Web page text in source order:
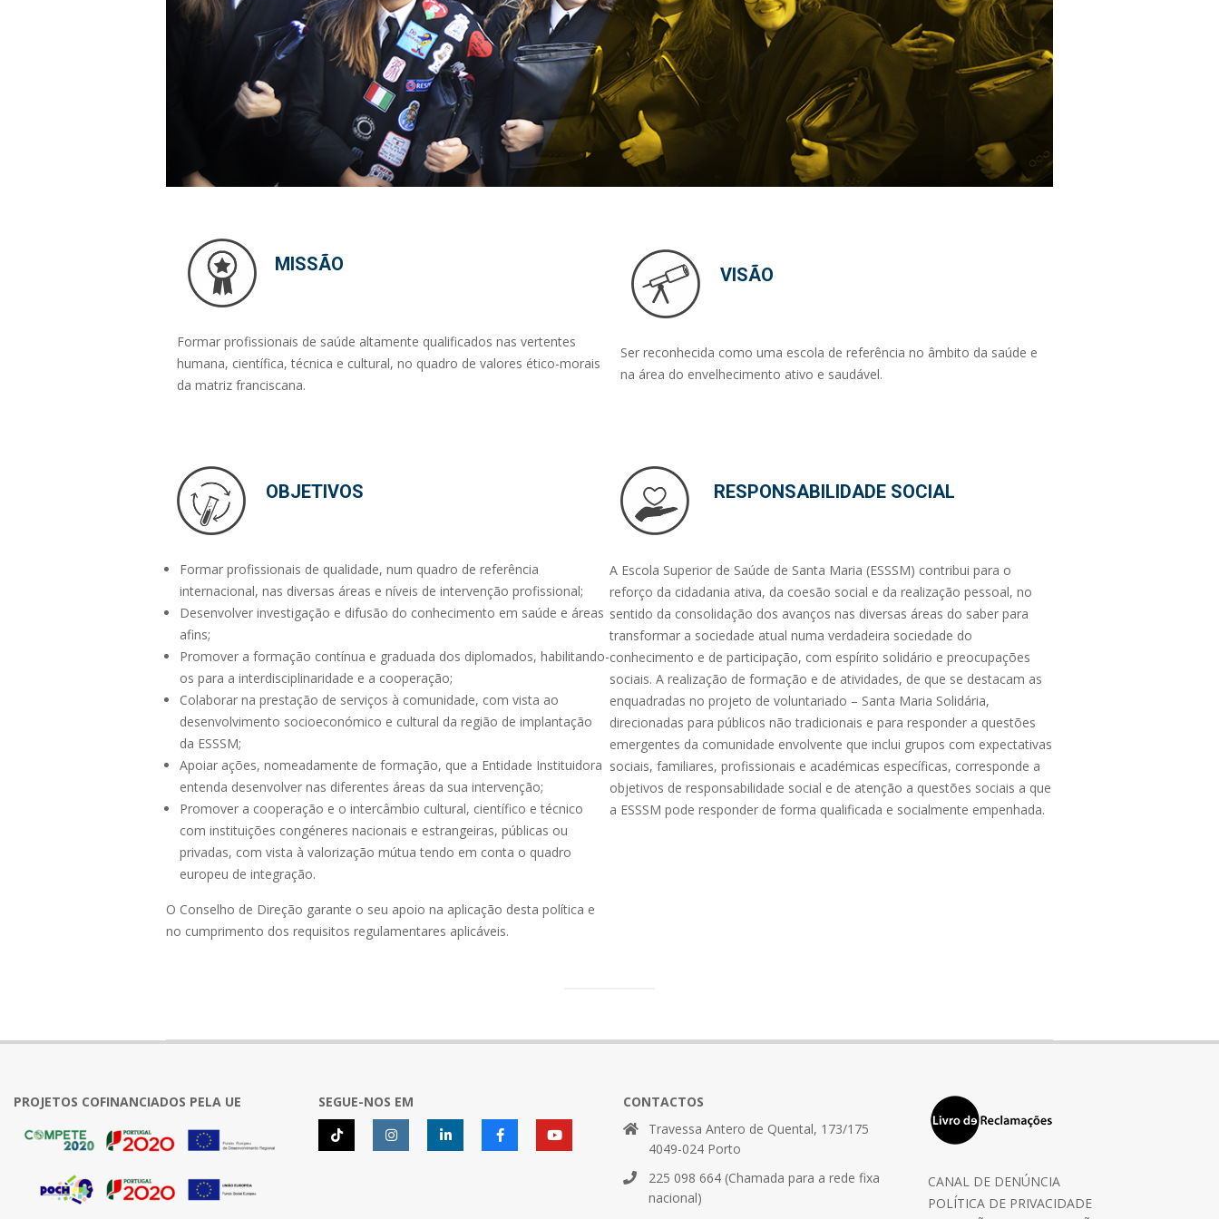
MISSÃO
Formar profissionais de saúde altamente qualificados nas vertentes
humana, científica, técnica e cultural, no quadro de valores ético-morais
da matriz franciscana.
VISÃO
Ser reconhecida como uma escola de referência no âmbito da saúde e
na área do envelhecimento ativo e saudável.
OBJETIVOS
Formar profissionais de qualidade, num quadro de referência
internacional, nas diversas áreas e níveis de intervenção profissional;
Desenvolver investigação e difusão do conhecimento em saúde e áreas
afins;
Promover a formação contínua e graduada dos diplomados, habilitando-
os para a interdisciplinaridade e a cooperação;
Colaborar na prestação de serviços à comunidade, com vista ao
desenvolvimento socioeconómico e cultural da região de implantação
da ESSSM;
Apoiar ações, nomeadamente de formação, que a Entidade Instituidora
entenda desenvolver nas diferentes áreas da sua intervenção;
Promover a cooperação e o intercâmbio cultural, científico e técnico
com instituições congéneres nacionais e estrangeiras, públicas ou
privadas, com vista à valorização mútua tendo em conta o quadro
europeu de integração.
O Conselho de Direção garante o seu apoio na aplicação desta política e
no cumprimento dos requisitos regulamentares aplicáveis.
RESPONSABILIDADE SOCIAL
A Escola Superior de Saúde de Santa Maria (ESSSM) contribui para o
reforço da cidadania ativa, da coesão social e da realização pessoal, no
sentido da consolidação dos avanços nas diversas áreas do saber para
transformar a sociedade atual numa verdadeira sociedade do
conhecimento e de participação, com espírito solidário e preocupações
sociais. A realização de formação e de atividades, de que se destacam as
enquadradas no projeto de voluntariado – Santa Maria Solidária,
direcionadas para públicos não tradicionais e para responder a questões
emergentes da comunidade envolvente que inclui grupos com expectativas
sociais, familiares, profissionais e académicas específicas, corresponde a
objetivos de responsabilidade social e de atenção a questões sociais a que
a ESSSM pode responder de forma qualificada e socialmente empenhada.
2018-
PROJETOS COFINANCIADOS PELA UE SEGUE-NOS EM
CONTACTOS
Travessa Antero de Quental, 173/175
4049-024 Porto
225 098 664 (Chamada para a rede fixa
nacional)
CANAL DE DENÚNCIA
POLÍTICA DE PRIVACIDADE